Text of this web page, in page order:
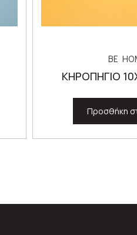
BE
ΚΗΡΟΠΗΓΙΟ
Προσθήκη